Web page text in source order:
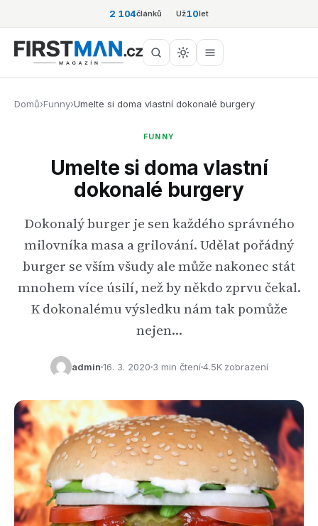
2 104článků Už10let
Domů›Funny›Umelte si doma vlastní dokonalé burgery
FUNNY
Umelte si doma vlastní
dokonalé burgery
Dokonalý burger je sen každého správného
milovníka masa a grilování. Udělat pořádný
burger se vším všudy ale může nakonec stát
mnohem více úsilí, než by někdo zprvu čekal.
K dokonalému výsledku nám tak pomůže
nejen…
admin 16. 3. 2020 3 min čtení4.5K zobrazení